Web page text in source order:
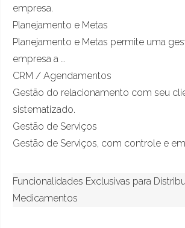
empresa.
Planejamento e Metas
Planejamento e Metas permite uma
empresa a …
CRM / Agendamentos
Gestão do relacionamento com seu
sistematizado.
Gestão de Serviços
Gestão de Serviços, com controle e
Funcionalidades Exclusivas para
Medicamentos